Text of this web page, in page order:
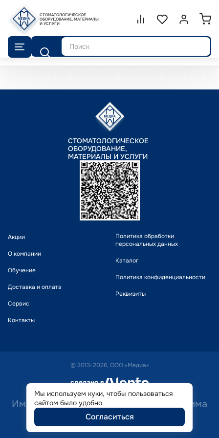
СТОМАТОЛОГИЧЕСКОЕ
ОБОРУДОВАНИЕ, МАТЕРИАЛЫ
И УСЛУГИ
Сравнение.
СписокВойти или
Поиск
СТОМАТОЛОГИЧЕСКОЕ
ОБОРУДОВАНИЕ,
МАТЕРИАЛЫ И УСЛУГИ
Акции
О компании
Обучение
Доставка и оплата
Сервис
Контакты
Политика обработки
персональных данных
Каталог
Политика конфиденциальности
Реквизиты
© 2013-2026, ООО «Медиа»
сделано в alente
Имеются противопоказания. Необходима
консультация специалиста.
Мы используем куки, чтобы пользоваться
сайтом было удобно
Согласиться